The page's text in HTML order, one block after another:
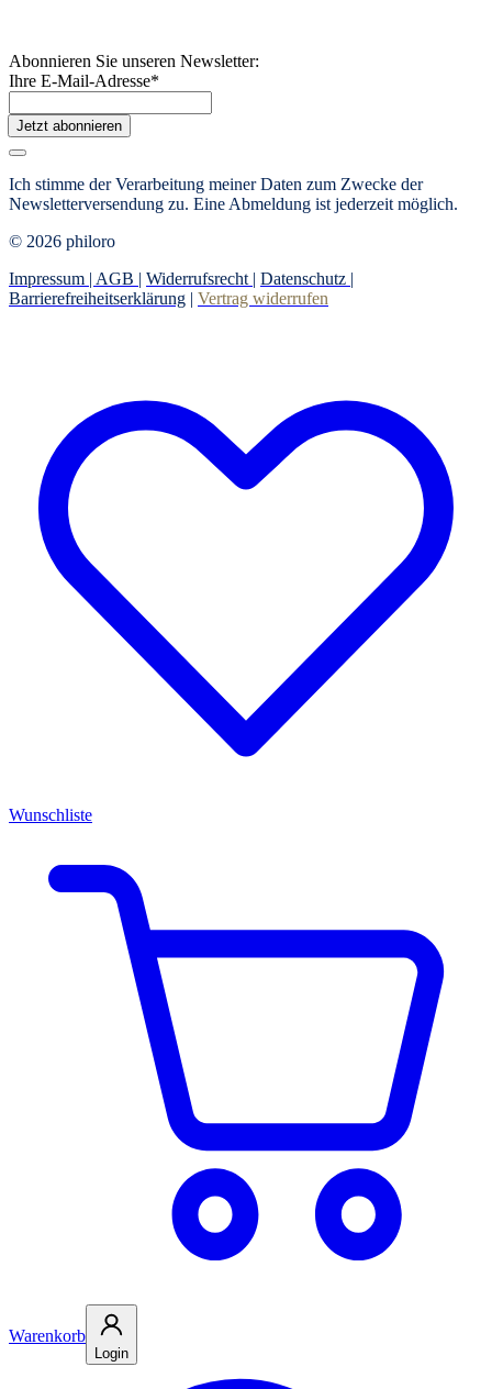
Abonnieren Sie unseren Newsletter:
Ihre E-Mail-Adresse*
Jetzt abonnieren
Ich stimme der Verarbeitung meiner Daten zum Zwecke der
Newsletterversendung zu. Eine Abmeldung ist jederzeit möglich.
© 2026 philoro
Impressum | AGB | Widerrufsrecht | Datenschutz |
Barrierefreiheitserklärung | Vertrag widerrufen
Wunschliste
Warenkorb
Login